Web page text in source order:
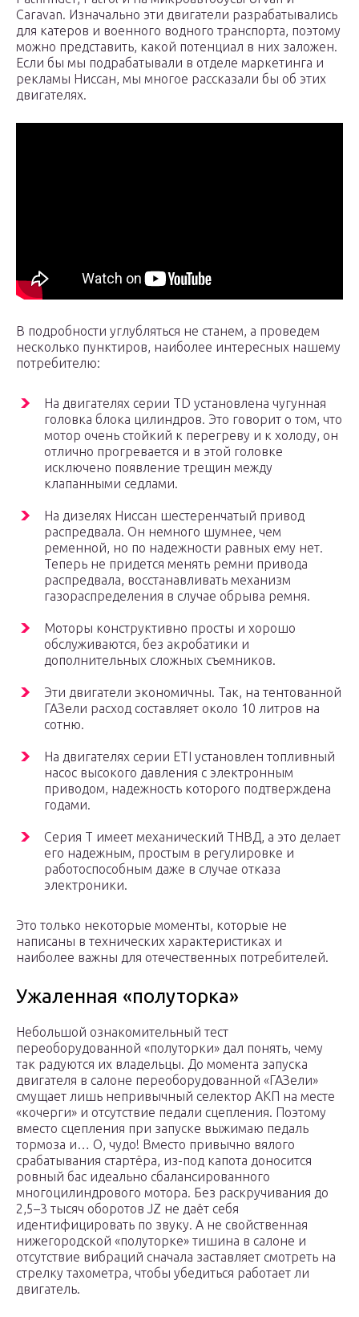
Caravan. Изначально эти двигатели разрабатывались
для катеров и военного водного транспорта, поэтому
можно представить, какой потенциал в них заложен.
Если бы мы подрабатывали в отделе маркетинга и
рекламы Ниссан, мы многое рассказали бы об этих
двигателях.
В подробности углубляться не станем, а проведем
несколько пунктиров, наиболее интересных нашему
потребителю:
На двигателях серии TD установлена чугунная
головка блока цилиндров. Это говорит о том, что
мотор очень стойкий к перегреву и к холоду, он
отлично прогревается и в этой головке
исключено появление трещин между
клапанными седлами.
На дизелях Ниссан шестеренчатый привод
распредвала. Он немного шумнее, чем
ременной, но по надежности равных ему нет.
Теперь не придется менять ремни привода
распредвала, восстанавливать механизм
газораспределения в случае обрыва ремня.
Моторы конструктивно просты и хорошо
обслуживаются, без акробатики и
дополнительных сложных съемников.
Эти двигатели экономичны. Так, на тентованной
ГАЗели расход составляет около 10 литров на
сотню.
На двигателях серии ETI установлен топливный
насос высокого давления с электронным
приводом, надежность которого подтверждена
годами.
Серия T имеет механический ТНВД, а это делает
его надежным, простым в регулировке и
работоспособным даже в случае отказа
электроники.
Это только некоторые моменты, которые не
написаны в технических характеристиках и
наиболее важны для отечественных потребителей.
Ужаленная «полуторка»
Небольшой ознакомительный тест
переоборудованной «полуторки» дал понять, чему
так радуются их владельцы. До момента запуска
двигателя в салоне переоборудованной «ГАЗели»
смущает лишь непривычный селектор АКП на месте
«кочерги» и отсутствие педали сцепления. Поэтому
вместо сцепления при запуске выжимаю педаль
тормоза и… О, чудо! Вместо привычно вялого
срабатывания стартёра, из-под капота доносится
ровный бас идеально сбалансированного
многоцилиндрового мотора. Без раскручивания до
2,5–3 тысяч оборотов JZ не даёт себя
идентифицировать по звуку. А не свойственная
нижегородской «полуторке» тишина в салоне и
отсутствие вибраций сначала заставляет смотреть на
стрелку тахометра, чтобы убедиться работает ли
двигатель.